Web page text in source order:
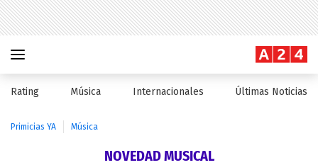
Rating Música Internacionales Últimas Noticias
Primicias YA Música
NOVEDAD MUSICAL